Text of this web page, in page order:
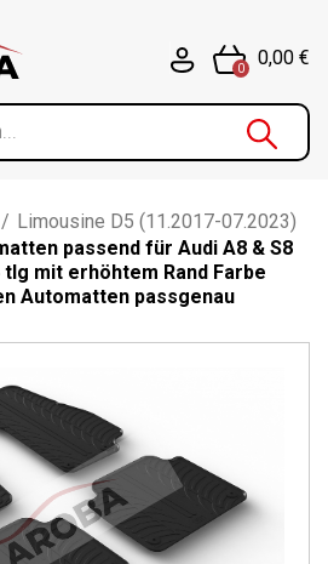
0
0,00 €
/ Limousine D5 (11.2017-07.2023)
passend für Audi A8 & S8
tlg mit erhöhtem Rand Farbe
Automatten passgenau